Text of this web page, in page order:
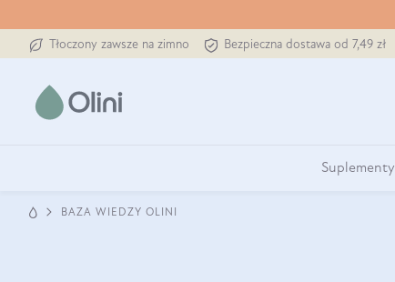
Tłoczony zawsze na zimno Bezpieczna dostawa od 7,49 zł
Suplementy
BAZA WIEDZY OLINI